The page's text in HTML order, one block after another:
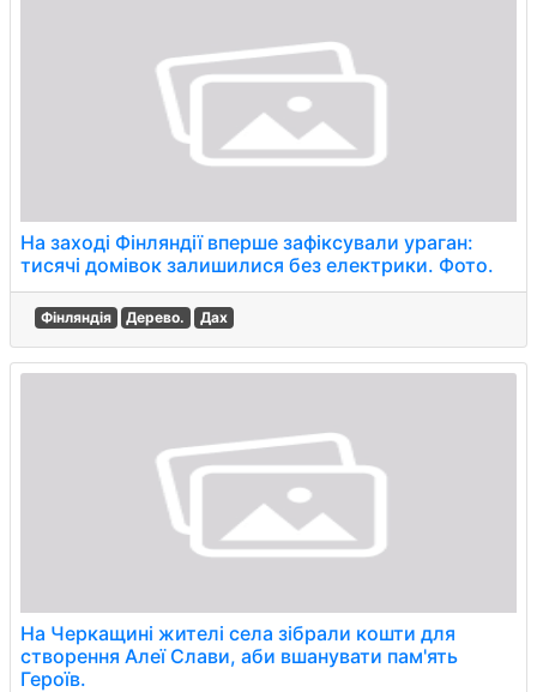
На заході Фінляндії вперше зафіксували ураган:
тисячі домівок залишилися без електрики. Фото.
Фінляндія Дерево. Дах
На Черкащині жителі села зібрали кошти для
створення Алеї Слави, аби вшанувати пам'ять
Героїв.